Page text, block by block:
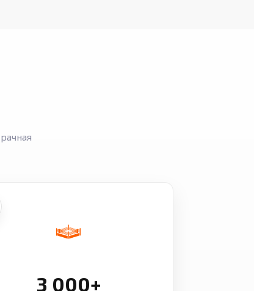
3 000+